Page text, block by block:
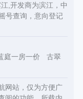
,开发商为滨江，中
号查询，意向登记
庭一房一价
古翠
网站，仅为方便广